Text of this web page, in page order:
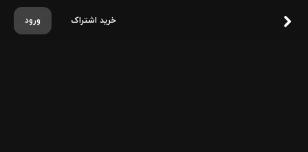
ورود خرید اشتراک